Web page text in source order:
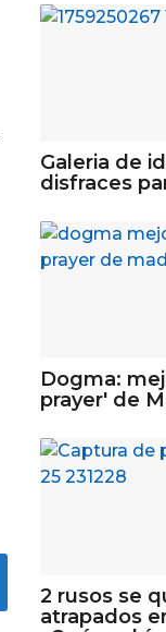
Galeria de
disfraces
Dogma:
prayer' de
2 rusos se
atrapados